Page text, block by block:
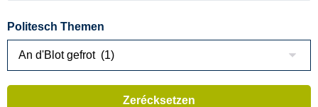
Politesch Themen